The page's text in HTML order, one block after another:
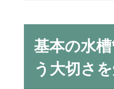
基本の水
う大切さ